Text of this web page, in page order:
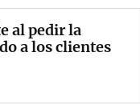
al pedir la
a los clientes